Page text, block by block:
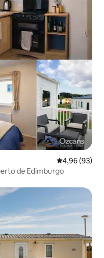
4,96 de uma
4,96 (93)
de Edimburgo